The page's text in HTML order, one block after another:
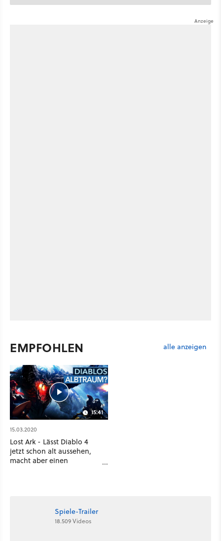
EMPFOHLEN alle anzeigen
15:41
15.03.2020
Lost Ark - Lässt Diablo 4
jetzt schon alt aussehen,
macht aber einen
Spiele-Trailer
18.509 Videos